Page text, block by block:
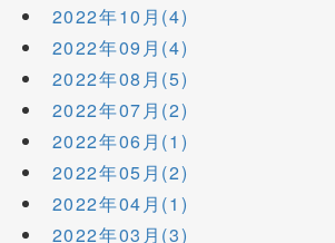
2022年10月(4)
2022年09月(4)
2022年08月(5)
2022年07月(2)
2022年06月(1)
2022年05月(2)
2022年04月(1)
2022年03月(3)